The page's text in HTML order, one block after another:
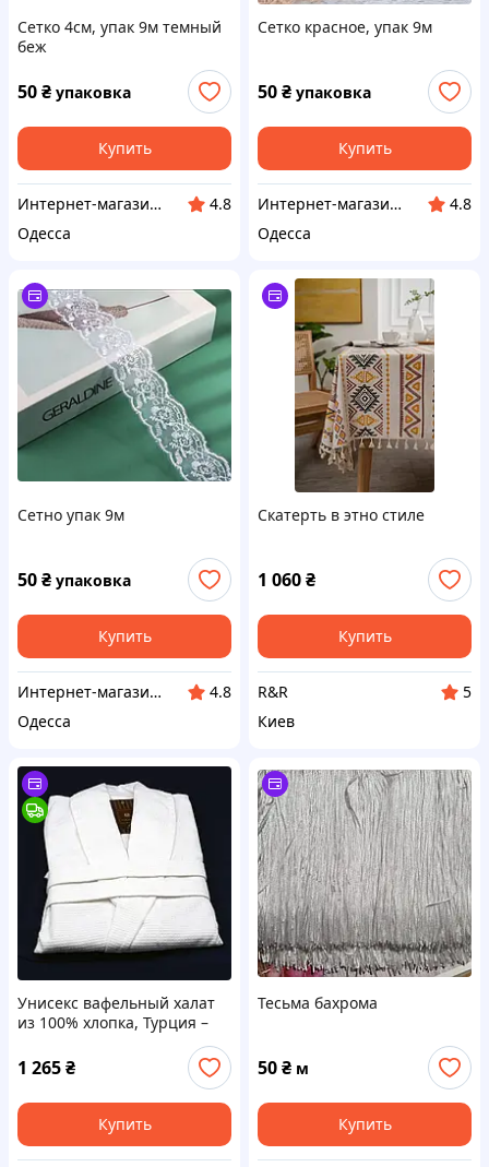
Сетко 4см, упак 9м темный
беж
50₴ упаковка
Купить
Интернет-магазин Sizam
4.8
Одесса
Сетко красное, упак 9м
50₴ упаковка
Купить
Интернет-магазин Sizam
4.8
Одесса
Сетно упак 9м
50₴ упаковка
Купить
Интернет-магазин Sizam
4.8
Одесса
Скатерть в этно стиле
1 060₴
Купить
R&R
5
Киев
Унисекс вафельный халат
из 100% хлопка, Турция –
для дома и СПА XXL 52-54
1 265₴
Купить
Тесьма бахрома
50₴ м
Купить